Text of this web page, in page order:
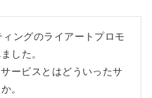
ングのライアートプロモ
した。
ービスとはどういったサ
。